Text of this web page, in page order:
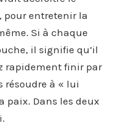
pour entretenir la
Si à chaque
il signifie qu’il
rapidement finir par
résoudre à « lui
paix. Dans les deux